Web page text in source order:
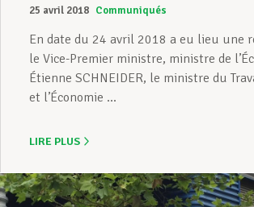
25 avril 2018 Communiqués
En date du 24 avril 2018 a eu lieu une
le Vice-Premier ministre, ministre de
Étienne SCHNEIDER, le ministre du
et l’Économie ...
LIRE PLUS